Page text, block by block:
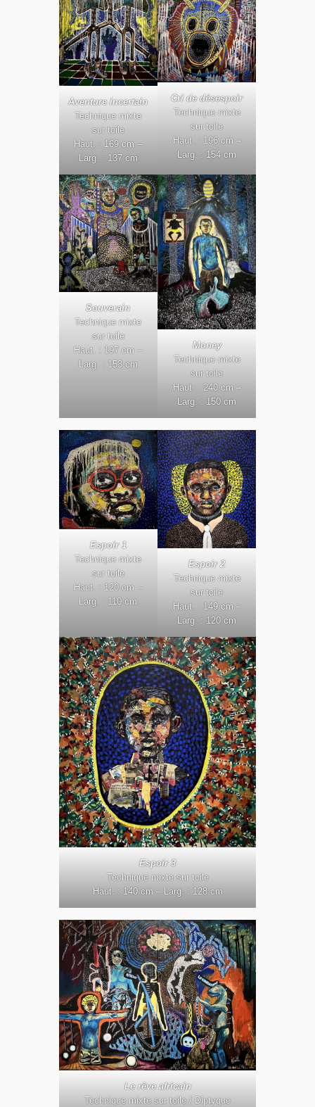
Aventure incertain
Technique mixte
sur toile
Haut. : 169 cm –
Larg. : 137 cm
Cri de désespoir
Technique mixte
sur toile
Haut. : 196 cm –
Larg. : 154 cm
Souverain
Technique mixte
sur toile
Haut. : 197 cm –
Larg. : 153 cm
Money
Technique mixte
sur toile
Haut. : 240 cm –
Larg. : 150 cm
Espoir 1
Technique mixte
sur toile
Haut. : 120 cm –
Larg. : 110 cm
Espoir 2
Technique mixte
sur toile
Haut. : 149 cm –
Larg. : 120 cm
Espoir 3
Technique mixte sur toile
Haut. : 140 cm – Larg. : 128 cm
Le rêve africain
Technique mixte sur toile / Diptyque